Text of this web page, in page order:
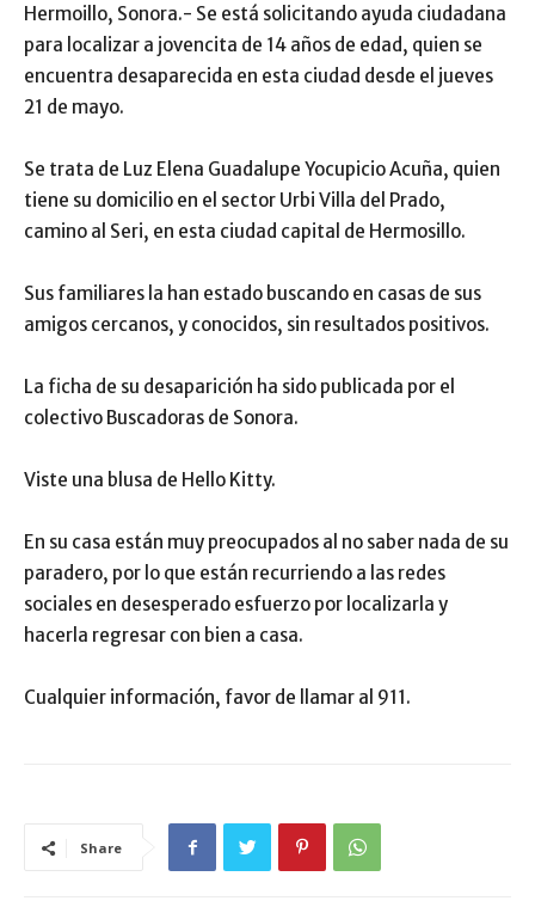
Hermoillo, Sonora.- Se está solicitando ayuda ciudadana
para localizar a jovencita de 14 años de edad, quien se
encuentra desaparecida en esta ciudad desde el jueves
21 de mayo.
Se trata de Luz Elena Guadalupe Yocupicio Acuña, quien
tiene su domicilio en el sector Urbi Villa del Prado,
camino al Seri, en esta ciudad capital de Hermosillo.
Sus familiares la han estado buscando en casas de sus
amigos cercanos, y conocidos, sin resultados positivos.
La ficha de su desaparición ha sido publicada por el
colectivo Buscadoras de Sonora.
Viste una blusa de Hello Kitty.
En su casa están muy preocupados al no saber nada de su
paradero, por lo que están recurriendo a las redes
sociales en desesperado esfuerzo por localizarla y
hacerla regresar con bien a casa.
Cualquier información, favor de llamar al 911.
Share